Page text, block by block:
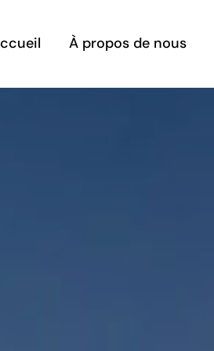
À propos de nous